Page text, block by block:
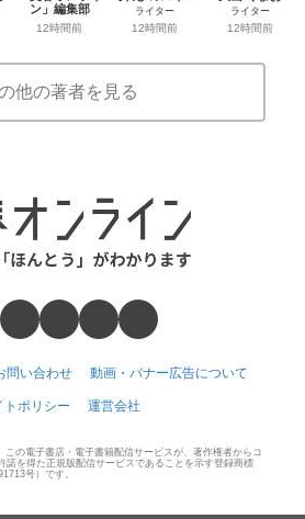
ン」編集部
12時間前
ライター
12時間前
ライター
12時間前
他の著者を見る
問い合わせ 動画・バナー広告について
トポリシー 運営会社
この電子書店・電子書籍配信サービスが、著作権者からコ
諾を得た正規版配信サービスであることを示す登録商標
号）です。